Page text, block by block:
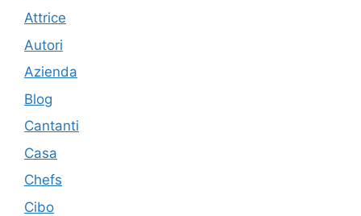
Attrice
Autori
Azienda
Blog
Cantanti
Casa
Chefs
Cibo